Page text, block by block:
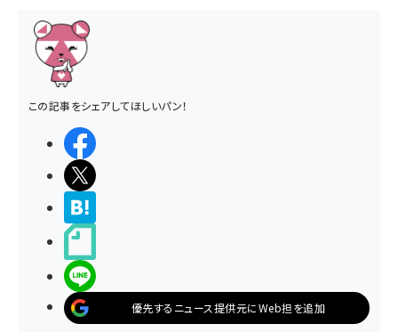
この記事をシェアしてほしいパン！
優先するニュース提供元にWeb担を追加